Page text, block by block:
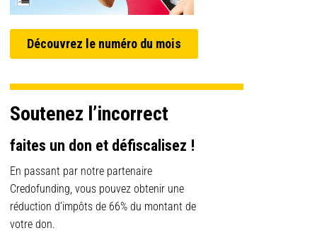
Découvrez le numéro du mois
Soutenez l’incorrect
faites un don et défiscalisez !
En passant par notre partenaire
Credofunding, vous pouvez obtenir une
réduction d’impôts de 66% du montant de
votre don.